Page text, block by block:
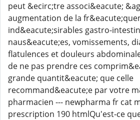
peut &ecirc;tre associ&eacute;
augmentation de la
ind&eacute;sirables gastro-
naus&eacute;es, vomissements,
flatulences et douleurs
de ne pas prendre ces
grande quantit&eacute; que celle
recommand&eacute;e par votre
pharmacien --- newpharma fr cat
prescription 190 htmlQu'est-ce